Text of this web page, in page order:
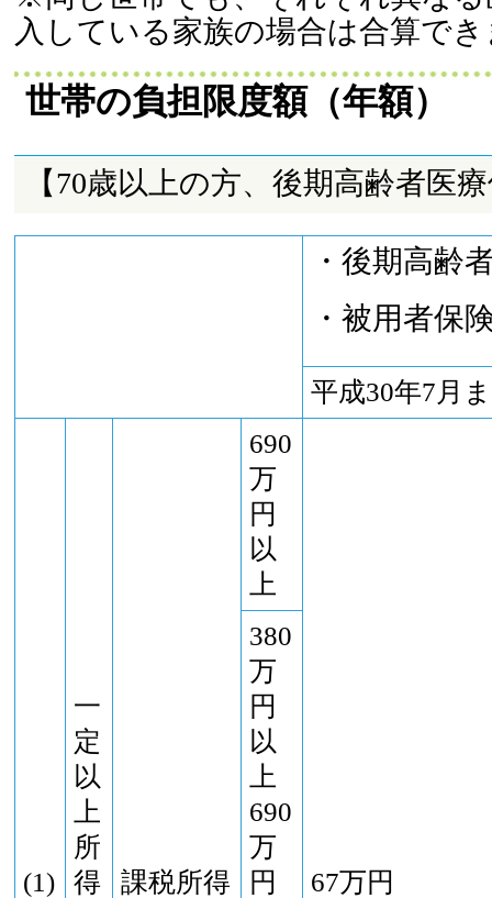
入している家族の場合は合算で
世帯の負担限度額（年額）
【70歳以上の方、後期高齢者医
・後期高齢
・被用者保
平成30年7月
(1)
一
定
以
上
所
得
課税所得
690
万
円
以
上
67万円
380
万
円
以
上
690
万
円